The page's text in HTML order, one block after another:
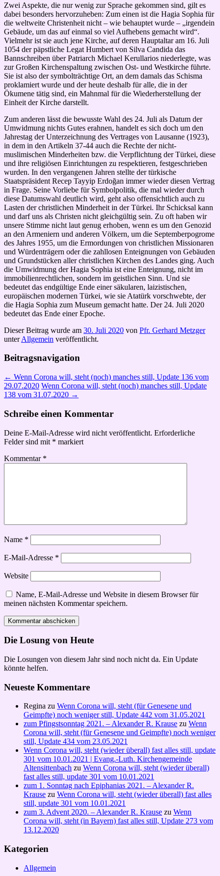
Zwei Aspekte, die nur wenig zur Sprache gekommen sind, gilt es
dabei besonders hervorzuheben: Zum einen ist die Hagia Sophia für
die weltweite Christenheit nicht – wie behauptet wurde – „irgendein
Gebäude, um das auf einmal so viel Aufhebens gemacht wird“.
Vielmehr ist sie auch jene Kirche, auf deren Hauptaltar am 16. Juli
1054 der päpstliche Legat Humbert von Silva Candida das
Bannschreiben über Patriarch Michael Kerullarios niederlegte, was
zur Großen Kirchenspaltung zwischen Ost- und Westkirche führte.
Sie ist also der symbolträchtige Ort, an dem damals das Schisma
proklamiert wurde und der heute deshalb für alle, die in der
Ökumene tätig sind, ein Mahnmal für die Wiederherstellung der
Einheit der Kirche darstellt.
Zum anderen lässt die bewusste Wahl des 24. Juli als Datum der
Umwidmung nichts Gutes erahnen, handelt es sich doch um den
Jahrestag der Unterzeichnung des Vertrages von Lausanne (1923),
in dem in den Artikeln 37-44 auch die Rechte der nicht-
muslimischen Minderheiten bzw. die Verpflichtung der Türkei, diese
und ihre religiösen Einrichtungen zu respektieren, festgeschrieben
wurden. In den vergangenen Jahren stellte der türkische
Staatspräsident Recep Tayyip Erdoğan immer wieder diesen Vertrag
in Frage. Seine Vorliebe für Symbolpolitik, die mal wieder durch
diese Datumswahl deutlich wird, geht also offensichtlich auch zu
Lasten der christlichen Minderheit in der Türkei. Ihr Schicksal kann
und darf uns als Christen nicht gleichgültig sein. Zu oft haben wir
unsere Stimme nicht laut genug erhoben, wenn es um den Genozid
an den Armeniern und anderen Völkern, um die Septemberpogrome
des Jahres 1955, um die Ermordungen von christlichen Missionaren
und Würdenträgern oder die zahllosen Enteignungen von Gebäuden
und Grundstücken aller christlichen Kirchen des Landes ging. Auch
die Umwidmung der Hagia Sophia ist eine Enteignung, nicht im
immobilienrechtlichen, sondern im geistlichen Sinn. Und sie
bedeutet das endgültige Ende einer säkularen, laizistischen,
europäischen modernen Türkei, wie sie Atatürk vorschwebte, der
die Hagia Sophia zum Museum gemacht hatte. Der 24. Juli 2020
bedeutet das Ende einer Epoche.
Dieser Beitrag wurde am 30. Juli 2020 von Pfr. Gerhard Metzger
unterAllgemein veröffentlicht.
Beitragsnavigation
← Wenn Corona will, steht (noch) manches still, Update 136 vom
29.07.2020 Wenn Corona will, steht (noch) manches still, Update
138 vom 31.07.2020 →
Schreibe einen Kommentar
Deine E-Mail-Adresse wird nicht veröffentlicht. Erforderliche
Felder sind mit * markiert
Kommentar *
Name *
E-Mail-Adresse *
Website
Name, E-Mail-Adresse und Website in diesem Browser für
meinen nächsten Kommentar speichern.
Die Losung von Heute
Die Losungen von diesem Jahr sind noch nicht da. Ein Update
könnte helfen.
Neueste Kommentare
Regina zu Wenn Corona will, steht (für Genesene und
Geimpfte) noch weniger still, Update 442 vom 31.05.2021
zum Pfingstsonntag 2021. – Alexander R. Krause zu Wenn
Corona will, steht (für Genesene und Geimpfte) noch weniger
still, Update 434 vom 23.05.2021
Wenn Corona will, steht (wieder überall) fast alles still, update
301 vom 10.01.2021 | Evang.-Luth. Kirchengemeinde
Altensittenbach zu Wenn Corona will, steht (wieder überall)
fast alles still, update 301 vom 10.01.2021
zum 1. Sonntag nach Epiphanias 2021. – Alexander R.
Krause zu Wenn Corona will, steht (wieder überall) fast alles
still, update 301 vom 10.01.2021
zum 3. Advent 2020. – Alexander R. Krause zu Wenn
Corona will, steht (in Bayern) fast alles still, Update 273 vom
13.12.2020
Kategorien
Allgemein